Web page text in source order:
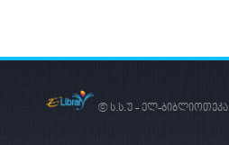
© ს.ს.უ - ელ-ბიბლიოთეკა